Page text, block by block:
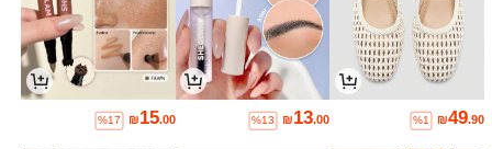
₪49.90
%1
₪13.00
%13
₪15.00
%17